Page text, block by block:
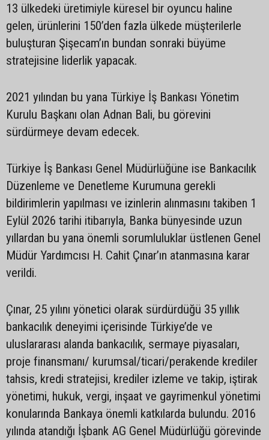
13 ülkedeki üretimiyle küresel bir oyuncu haline
gelen, ürünlerini 150’den fazla ülkede müşterilerle
buluşturan Şişecam’ın bundan sonraki büyüme
stratejisine liderlik yapacak.
2021 yılından bu yana Türkiye İş Bankası Yönetim
Kurulu Başkanı olan Adnan Bali, bu görevini
sürdürmeye devam edecek.
Türkiye İş Bankası Genel Müdürlüğüne ise Bankacılık
Düzenleme ve Denetleme Kurumuna gerekli
bildirimlerin yapılması ve izinlerin alınmasını takiben 1
Eylül 2026 tarihi itibarıyla, Banka bünyesinde uzun
yıllardan bu yana önemli sorumluluklar üstlenen Genel
Müdür Yardımcısı H. Cahit Çınar’ın atanmasına karar
verildi.
Çınar, 25 yılını yönetici olarak sürdürdüğü 35 yıllık
bankacılık deneyimi içerisinde Türkiye’de ve
uluslararası alanda bankacılık, sermaye piyasaları,
proje finansmanı/ kurumsal/ticari/perakende krediler
tahsis, kredi stratejisi, krediler izleme ve takip, iştirak
yönetimi, hukuk, vergi, inşaat ve gayrimenkul yönetimi
konularında Bankaya önemli katkılarda bulundu. 2016
yılında atandığı İşbank AG Genel Müdürlüğü görevinde